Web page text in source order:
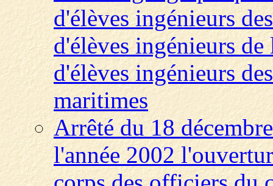
d'élèves ingénieurs
d'élèves ingénieurs
d'élèves ingénieurs
maritimes
Arrêté du 18
l'année 2002